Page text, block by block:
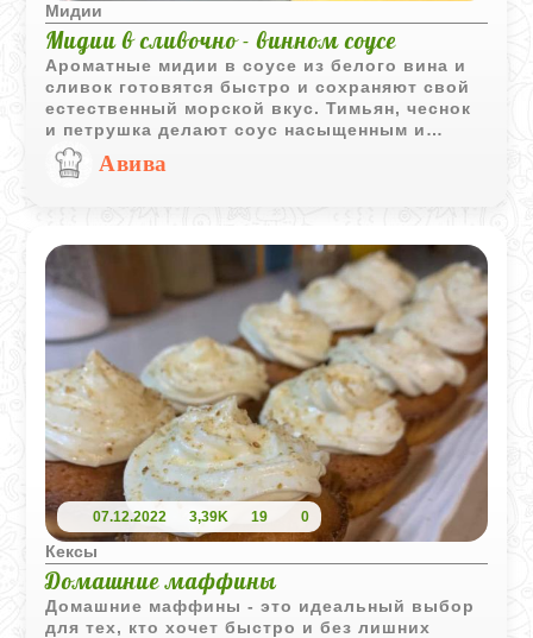
Мидии
Мидии в сливочно - винном соусе
Ароматные мидии в соусе из белого вина и
сливок готовятся быстро и сохраняют свой
естественный морской вкус. Тимьян, чеснок
и петрушка делают соус насыщенным и
прекрасно дополняют нежные моллюски.
Авива
07.12.2022 3,39K 19 0
Кексы
Домашние маффины
Домашние маффины - это идеальный выбор
для тех, кто хочет быстро и без лишних